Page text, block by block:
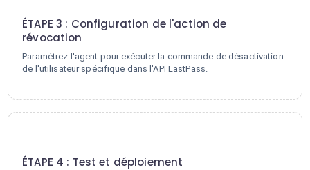
ÉTAPE 3 : Configuration de l'action de
révocation
Paramétrez l'agent pour exécuter la commande de désactivation
de l'utilisateur spécifique dans l'API LastPass.
ÉTAPE 4 : Test et déploiement